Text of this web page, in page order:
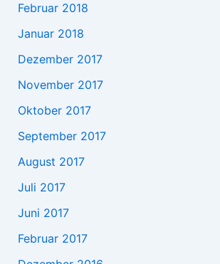
Februar 2018
Januar 2018
Dezember 2017
November 2017
Oktober 2017
September 2017
August 2017
Juli 2017
Juni 2017
Februar 2017